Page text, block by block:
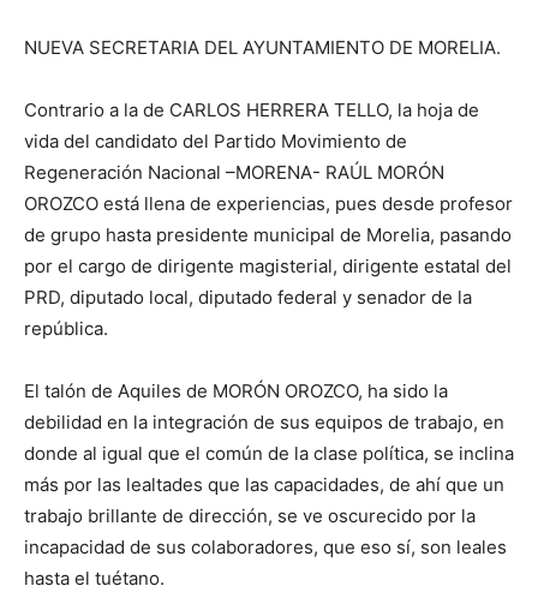
NUEVA SECRETARIA DEL AYUNTAMIENTO DE MORELIA.
Contrario a la de CARLOS HERRERA TELLO, la hoja de
vida del candidato del Partido Movimiento de
Regeneración Nacional –MORENA- RAÚL MORÓN
OROZCO está llena de experiencias, pues desde profesor
de grupo hasta presidente municipal de Morelia, pasando
por el cargo de dirigente magisterial, dirigente estatal del
PRD, diputado local, diputado federal y senador de la
república.
El talón de Aquiles de MORÓN OROZCO, ha sido la
debilidad en la integración de sus equipos de trabajo, en
donde al igual que el común de la clase política, se inclina
más por las lealtades que las capacidades, de ahí que un
trabajo brillante de dirección, se ve oscurecido por la
incapacidad de sus colaboradores, que eso sí, son leales
hasta el tuétano.